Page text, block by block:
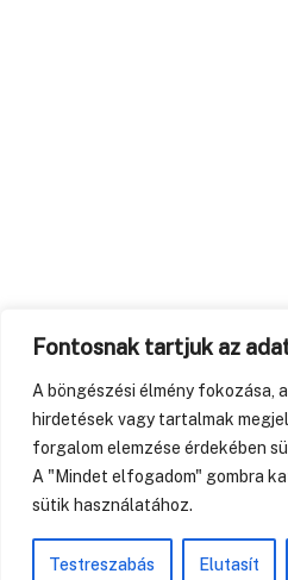
Fontosnak tartjuk az
A böngészési élmény fokozása,
hirdetések vagy tartalmak
forgalom elemzése érdekében
A "Mindet elfogadom" gombra
sütik használatához.
Testreszabás Elutasít